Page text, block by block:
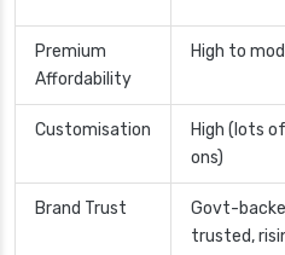
Premium
Affordability
High to
Customisation
High (lots
ons)
Brand Trust
Govt-
trusted,